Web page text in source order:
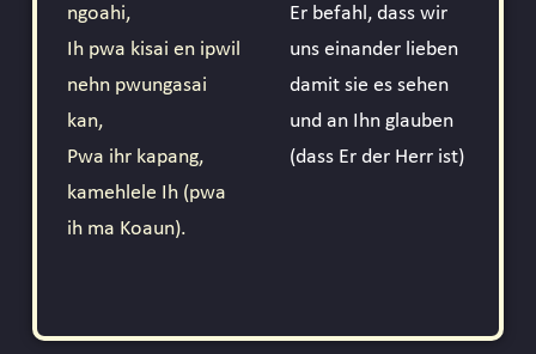
ngoahi,
Ih pwa kisai en ipwil
nehn pwungasai
kan,
Pwa ihr kapang,
kamehlele Ih (pwa
ih ma Koaun).
Er befahl, dass wir
uns einander lieben
damit sie es sehen
und an Ihn glauben
(dass Er der Herr ist)